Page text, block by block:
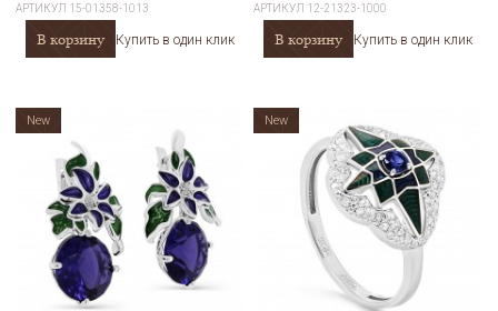
АРТИКУЛ 15-01358-1013
В корзину Купить в один клик
АРТИКУЛ 12-21323-1000
В корзину Купить в один клик
New New